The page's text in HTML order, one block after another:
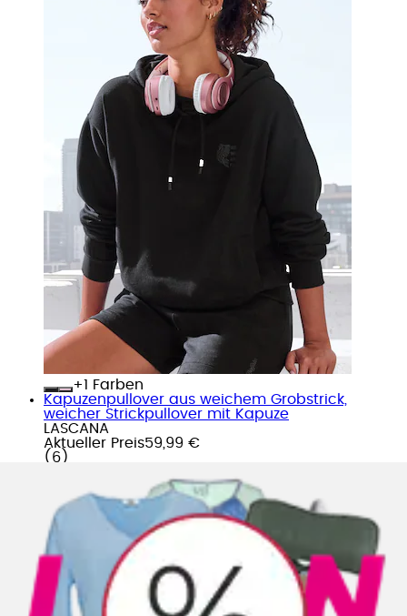
+
Farben
Kapuzenpullover aus weichem Grobstrick,
weicher Strickpullover mit Kapuze
LASCANA
Aktueller Preis59,99 €
( 6 )